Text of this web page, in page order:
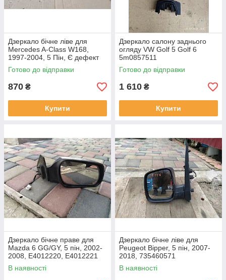
Дзеркало бічне ліве для
Mercedes A-Class W168,
1997-2004, 5 Пін, Є дефект
на фото видно
Готово до відправки
870 ₴
Купити
Дзеркало салону заднього
огляду VW Golf 5 Golf 6
5m0857511
Готово до відправки
1 610 ₴
Купити
Дзеркало бічне праве для
Mazda 6 GG/GY, 5 пін, 2002-
2008, E4012220, E4012221
В наявності
Дзеркало бічне ліве для
Peugeot Bipper, 5 пін, 2007-
2018, 735460571
В наявності